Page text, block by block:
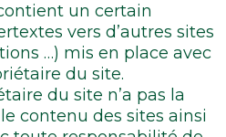
un certain
vers d’autres sites
…) mis en place avec
du site.
du site n’a pas la
contenu des sites ainsi